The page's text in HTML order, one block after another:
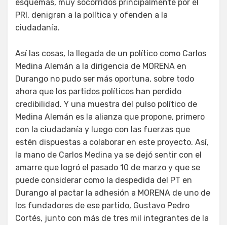
esquemas, muy socorridos principalmente por el
PRI, denigran a la política y ofenden a la
ciudadanía.
Así las cosas, la llegada de un político como Carlos
Medina Alemán a la dirigencia de MORENA en
Durango no pudo ser más oportuna, sobre todo
ahora que los partidos políticos han perdido
credibilidad. Y una muestra del pulso político de
Medina Alemán es la alianza que propone, primero
con la ciudadanía y luego con las fuerzas que
estén dispuestas a colaborar en este proyecto. Así,
la mano de Carlos Medina ya se dejó sentir con el
amarre que logró el pasado 10 de marzo y que se
puede considerar como la despedida del PT en
Durango al pactar la adhesión a MORENA de uno de
los fundadores de ese partido, Gustavo Pedro
Cortés, junto con más de tres mil integrantes de la